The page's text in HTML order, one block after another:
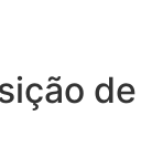
de